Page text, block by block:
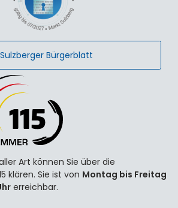
Sulzberger Bürgerblatt
Art können Sie über die
klären. Sie ist von Montag bis Freitag
erreichbar.